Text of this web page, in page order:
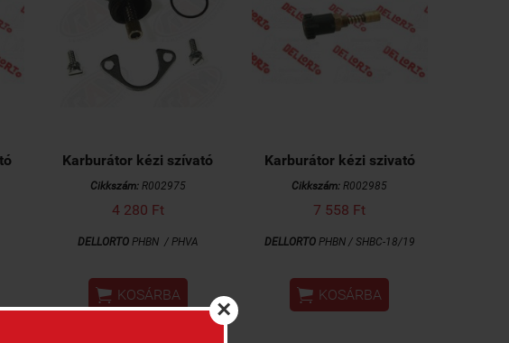
×
Karburátor kézi szívató
Cikkszám:R002975
4 280 Ft
DELLORTO PHBN / PHVA
 KOSÁRBA
Karburátor kézi szivató
Cikkszám: R002985
7 558 Ft
DELLORTO PHBN / SHBC-18/19
 KOSÁRBA